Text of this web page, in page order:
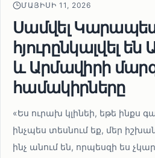
ՄԱՅԻՍԻ 11, 2026
Սամվել
հյուրընկալվել
և Արմավիրի
համակիրները
«Ես ուրախ կլինեի, եթե ինքս
ինչպես տեսնում եք, մեր
ինչ անում են, որպեսզի ես